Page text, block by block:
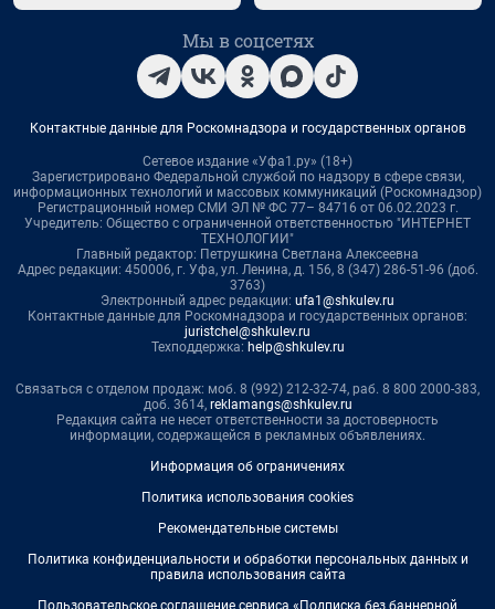
Мы в соцсетях
Контактные данные для Роскомнадзора и государственных органов
Сетевое издание «Уфа1.ру» (18+)
Зарегистрировано Федеральной службой по надзору в сфере связи,
информационных технологий и массовых коммуникаций (Роскомнадзор)
Регистрационный номер СМИ ЭЛ № ФС 77– 84716 от 06.02.2023 г.
Учредитель: Общество с ограниченной ответственностью "ИНТЕРНЕТ
ТЕХНОЛОГИИ"
Главный редактор: Петрушкина Светлана Алексеевна
Адрес редакции: 450006, г. Уфа, ул. Ленина, д. 156, 8 (347) 286-51-96 (доб.
3763)
Электронный адрес редакции: ufa1@shkulev.ru
Контактные данные для Роскомнадзора и государственных органов:
juristchel@shkulev.ru
Техподдержка: help@shkulev.ru
Связаться с отделом продаж: моб. 8 (992) 212-32-74, раб. 8 800 2000-383,
доб. 3614, reklamangs@shkulev.ru
Редакция сайта не несет ответственности за достоверность
информации, содержащейся в рекламных объявлениях.
Информация об ограничениях
Политика использования cookies
Рекомендательные системы
Политика конфиденциальности и обработки персональных данных и
правила использования сайта
Пользовательское соглашение сервиса «Подписка без баннерной